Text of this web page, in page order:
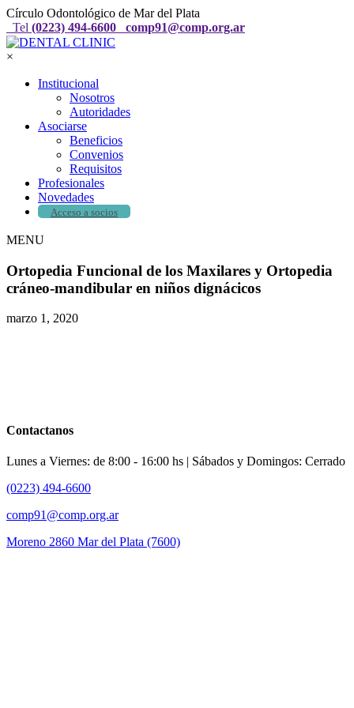
Círculo Odontológico de Mar del Plata
Tel (0223) 494-6600 comp91@comp.org.ar
×
Institucional
Nosotros
Autoridades
Asociarse
Beneficios
Convenios
Requisitos
Profesionales
Novedades
Acceso a socios
MENU
Ortopedia Funcional de los Maxilares y Ortopedia
cráneo-mandibular en niños dignácicos
marzo 1, 2020
Contactanos
Lunes a Viernes: de 8:00 - 16:00 hs | Sábados y Domingos: Cerrado
(0223) 494-6600
comp91@comp.org.ar
Moreno 2860 Mar del Plata (7600)